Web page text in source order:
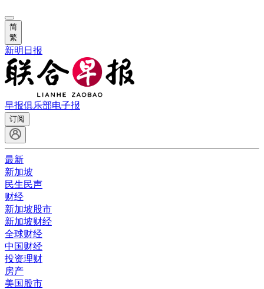
简
繁
新明日报
早报俱乐部电子报
订阅
最新
新加坡
民生民声
财经
新加坡股市
新加坡财经
全球财经
中国财经
投资理财
房产
美国股市